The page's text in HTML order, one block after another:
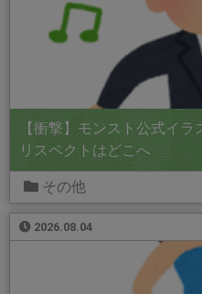
【衝撃】モンスト公式イ
リスペクトはどこへ
その他
2026.08.04